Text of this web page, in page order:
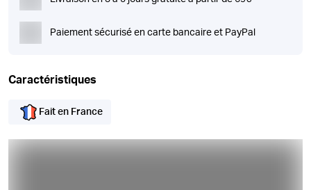
Paiement sécurisé en carte bancaire et PayPal
Caractéristiques
Fait en France